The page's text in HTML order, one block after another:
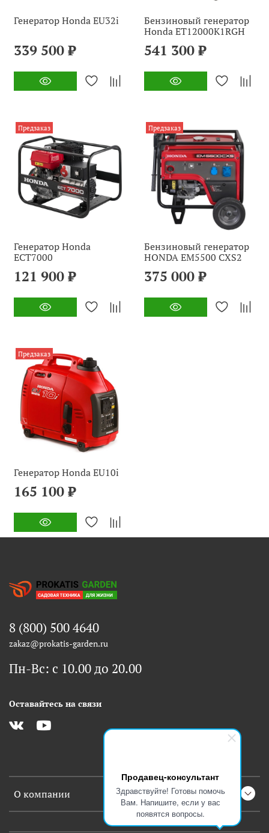
Продавец-консультант
Здравствуйте! Готовы помочь
Вам. Напишите, если у вас
появятся вопросы.
Генератор Honda EU32i
339 500 ₽
Бензиновый генератор
Honda ET12000K1RGH
541 300 ₽
Предзаказ
Генератор Honda
ECT7000
121 900 ₽
Предзаказ
Бензиновый генератор
HONDA EM5500 CXS2
375 000 ₽
Предзаказ
Генератор Honda EU10i
165 100 ₽
О компании
8 (800) 500 4640
zakaz@prokatis-garden.ru
Пн-Вс: с 10.00 до 20.00
Оставайтесь на связи